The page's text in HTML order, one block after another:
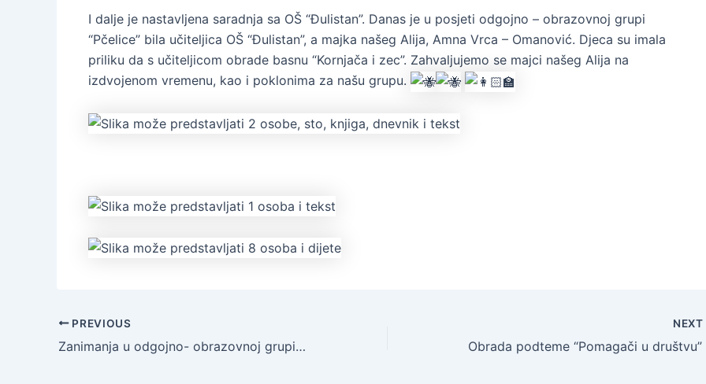
I dalje je nastavljena saradnja sa OŠ “Đulistan”. Danas je u posjeti odgojno – obrazovnoj grupi
“Pčelice” bila učiteljica OŠ “Đulistan”, a majka našeg Alija, Amna Vrca – Omanović. Djeca su imala
priliku da s učiteljicom obrade basnu “Kornjača i zec”. Zahvaljujemo se majci našeg Alija na
izdvojenom vremenu, kao i poklonima za našu grupu.
PREVIOUS
Zanimanja u odgojno- obrazovnoj grupi “Ribice”
NEXT